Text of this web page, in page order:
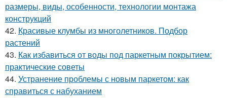
размеры, виды, особенности, технологии монтажа
конструкций
42. Красивые клумбы из многолетников. Подбор
растений
43. Как избавиться от воды под паркетным покрытием:
практические советы
44. Устранение проблемы с новым паркетом: как
справиться с набуханием